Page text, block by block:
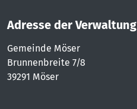
Adresse der Verwaltung
Gemeinde Möser
Brunnenbreite 7/8
39291 Möser